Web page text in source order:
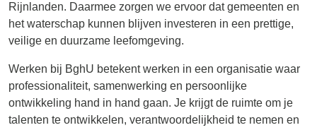
Rijnlanden. Daarmee zorgen we ervoor dat gemeenten en
het waterschap kunnen blijven investeren in een prettige,
veilige en duurzame leefomgeving.
Werken bij BghU betekent werken in een organisatie waar
professionaliteit, samenwerking en persoonlijke
ontwikkeling hand in hand gaan. Je krijgt de ruimte om je
talenten te ontwikkelen, verantwoordelijkheid te nemen en